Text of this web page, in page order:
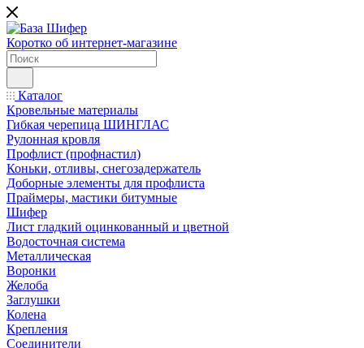
Коротко об интернет-магазине
Каталог
Кровельные материалы
Гибкая черепица ШИНГЛАС
Рулонная кровля
Профлист (профнастил)
Коньки, отливы, снегозадержатель
Доборные элементы для профлиста
Праймеры, мастики битумные
Шифер
Лист гладкий оцинкованный и цветной
Водосточная система
Металлическая
Воронки
Желоба
Заглушки
Колена
Крепления
Соединители